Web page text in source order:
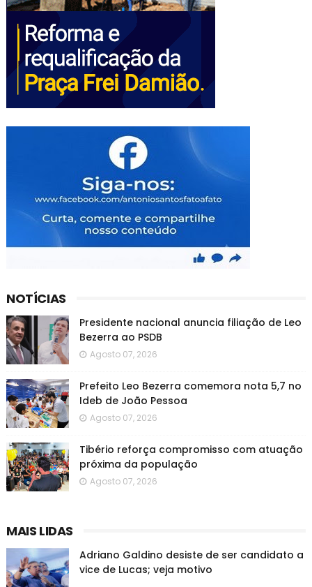
NOTÍCIAS
Presidente nacional anuncia filiação de Leo
Bezerra ao PSDB
Agosto 07, 2026
Prefeito Leo Bezerra comemora nota 5,7 no
Ideb de João Pessoa
Agosto 07, 2026
Tibério reforça compromisso com atuação
próxima da população
Agosto 07, 2026
MAIS LIDAS
Adriano Galdino desiste de ser candidato a
vice de Lucas; veja motivo